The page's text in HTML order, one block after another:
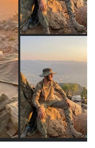
Video
Test
Gündem